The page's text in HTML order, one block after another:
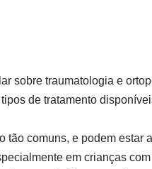
sobre traumatologia e
de tratamento
tão comuns, e podem estar
em crianças